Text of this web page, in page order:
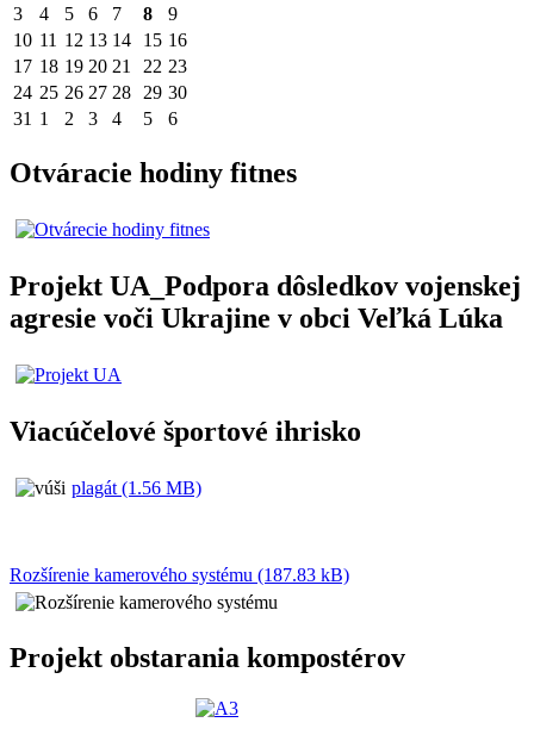
3 4 5 6 7 8
9
10 11 12 13 14 15 16
17 18 19 20 21 22 23
24 25 26 27 28 29 30
31 1 2 3 4 5 6
Otváracie hodiny fitnes
Projekt UA_Podpora dôsledkov vojenskej
agresie voči Ukrajine v obci Veľká Lúka
Viacúčelové športové ihrisko
plagát (1.56 MB)
Rozšírenie kamerového systému (187.83 kB)
Projekt obstarania kompostérov